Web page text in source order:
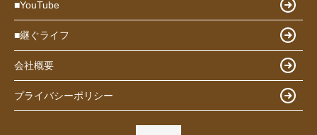
■YouTube
■継ぐライフ
会社概要
プライバシーポリシー